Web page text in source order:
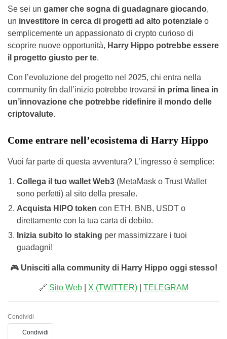
Se sei un gamer che sogna di guadagnare giocando,
un investitore in cerca di progetti ad alto potenziale o
semplicemente un appassionato di crypto curioso di
scoprire nuove opportunità, Harry Hippo potrebbe essere
il progetto giusto per te.
Con l’evoluzione del progetto nel 2025, chi entra nella
community fin dall’inizio potrebbe trovarsi in prima linea in
un’innovazione che potrebbe ridefinire il mondo delle
criptovalute.
Come entrare nell’ecosistema di Harry Hippo
Vuoi far parte di questa avventura? L’ingresso è semplice:
Collega il tuo wallet Web3 (MetaMask o Trust Wallet
sono perfetti) al sito della presale.
Acquista HIPO token con ETH, BNB, USDT o
direttamente con la tua carta di debito.
Inizia subito lo staking per massimizzare i tuoi
guadagni!
🎮 Unisciti alla community di Harry Hippo oggi stesso!
🔗 Sito Web| X (TWITTER)| TELEGRAM
Condividi
Condividi